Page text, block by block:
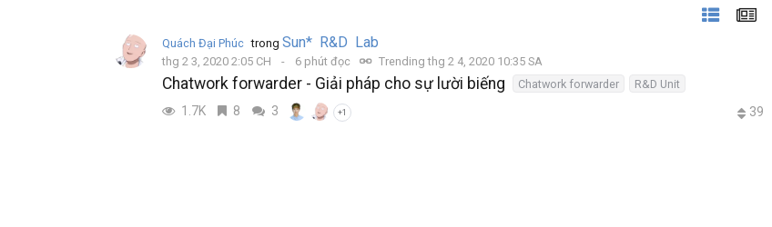
Quách Đại Phúc trong Sun* R&D Lab
thg 2 3, 2020 2:05 CH 6 phút đọc Trending thg 2 4, 2020 10:35 SA
Chatwork forwarder - Giải pháp cho sự lười biếng Chatwork forwarder R&D Unit
1.7K 8 3 +1 39